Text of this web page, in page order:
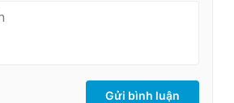
Gửi bình luận